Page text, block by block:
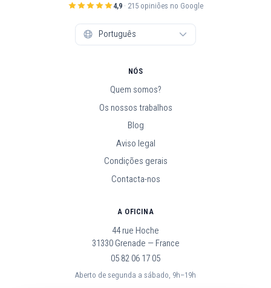
4,9· 215 opiniões no Google
NÓS
Quem somos?
Os nossos trabalhos
Blog
Aviso legal
Condições gerais
Contacta-nos
A OFICINA
44 rue Hoche
31330 Grenade — France
05 82 06 17 05
Aberto de segunda a sábado, 9h–19h